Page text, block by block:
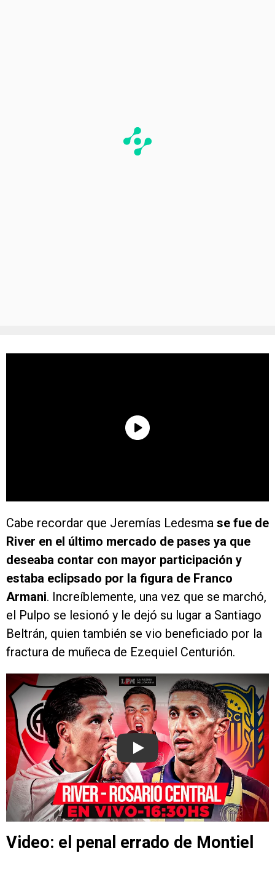
Cabe recordar que Jeremías Ledesma se fue de
River en el último mercado de pases ya que
deseaba contar con mayor participación y
estaba eclipsado por la figura de Franco
Armani. Increíblemente, una vez que se marchó,
el Pulpo se lesionó y le dejó su lugar a Santiago
Beltrán, quien también se vio beneficiado por la
fractura de muñeca de Ezequiel Centurión.
Play
Video: el penal errado de Montiel